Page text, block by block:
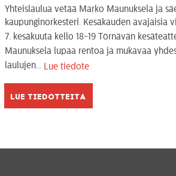
Yhteislaulua vetää Marko Maunuksela ja
kaupunginorkesteri. Kesäkauden avajaisia
7. kesäkuuta kello 18-19 Törnävän
Maunuksela lupaa rentoa ja mukavaa
laulujen...
Lue tiedote
Lue tiedotteita